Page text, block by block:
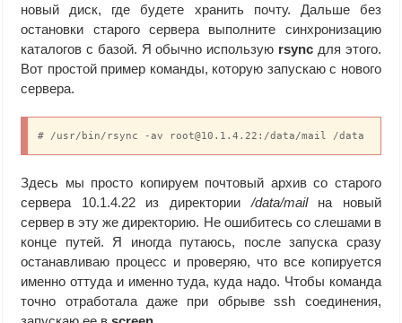
новый диск, где будете хранить почту. Дальше без
остановки старого сервера выполните синхронизацию
каталогов с базой. Я обычно использую rsync для этого.
Вот простой пример команды, которую запускаю с нового
сервера.
# /usr/bin/rsync -av root@10.1.4.22:/data/mail /data
Здесь мы просто копируем почтовый архив со старого
сервера 10.1.4.22 из директории/data/mailна новый
сервер в эту же директорию. Не ошибитесь со слешами в
конце путей. Я иногда путаюсь, после запуска сразу
останавливаю процесс и проверяю, что все копируется
именно оттуда и именно туда, куда надо. Чтобы команда
точно отработала даже при обрыве ssh соединения,